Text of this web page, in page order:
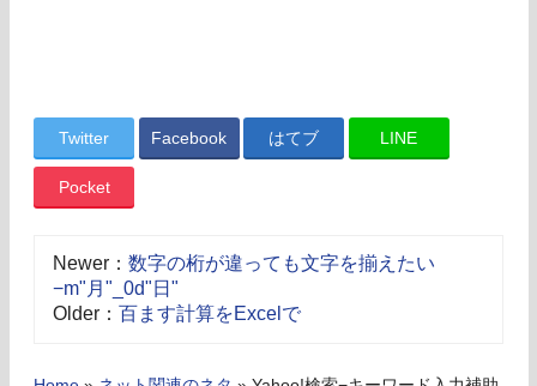
Twitter Facebook はてブ LINE
Pocket
Newer： 数字の桁が違っても文字を揃えたい
−m"月"_0d"日"
Older： 百ます計算をExcelで